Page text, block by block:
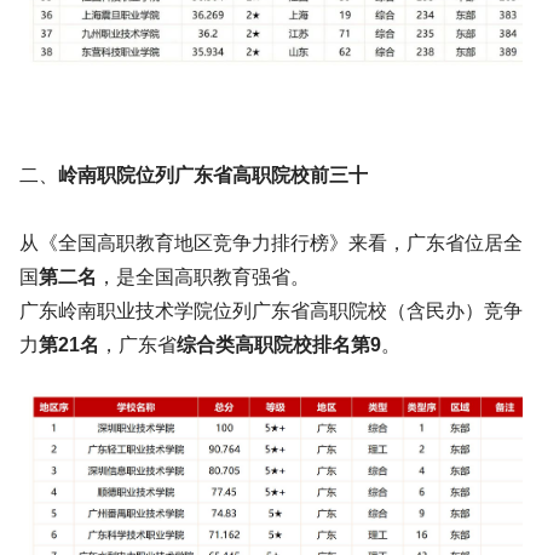
二、 岭南职院位列广东省高职院校前三十
从《全国高职教育地区竞争力排行榜》来看，广东省位居全
国第二名 ，是全国高职教育强省。
广东岭南职业技术学院位列广东省高职院校（含民办）竞争
力第21名 ，广东省综合类高职院校排名第9。